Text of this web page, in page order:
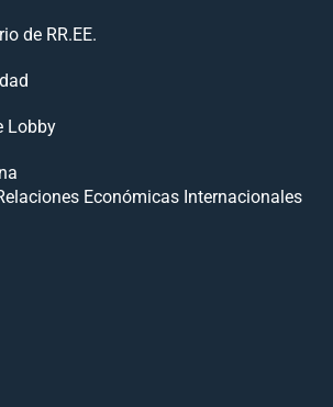
de RR.EE.
Lobby
Económicas Internacionales